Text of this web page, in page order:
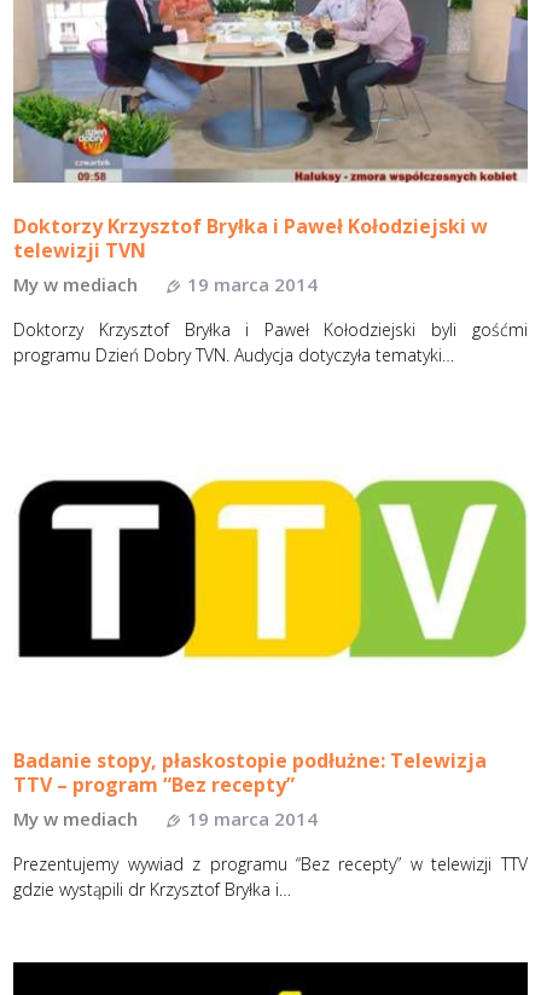
Doktorzy Krzysztof Bryłka i Paweł Kołodziejski w
telewizji TVN
My w mediach 19 marca 2014
Doktorzy Krzysztof Bryłka i Paweł Kołodziejski byli gośćmi
programu Dzień Dobry TVN. Audycja dotyczyła tematyki…
Badanie stopy, płaskostopie podłużne: Telewizja
TTV – program “Bez recepty”
My w mediach 19 marca 2014
Prezentujemy wywiad z programu “Bez recepty” w telewizji TTV
gdzie wystąpili dr Krzysztof Bryłka i…